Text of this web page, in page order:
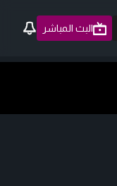
البث المباشر